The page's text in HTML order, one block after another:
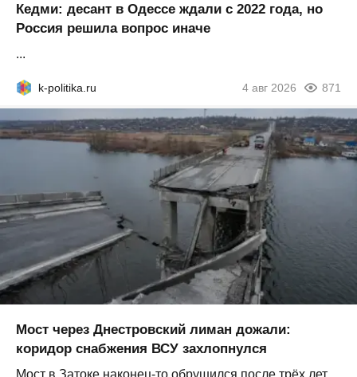
Кедми: десант в Одессе ждали с 2022 года, но
Россия решила вопрос иначе
...
k-politika.ru 4 авг 2026 871
Мост через Днестровский лиман дожали:
коридор снабжения ВСУ захлопнулся